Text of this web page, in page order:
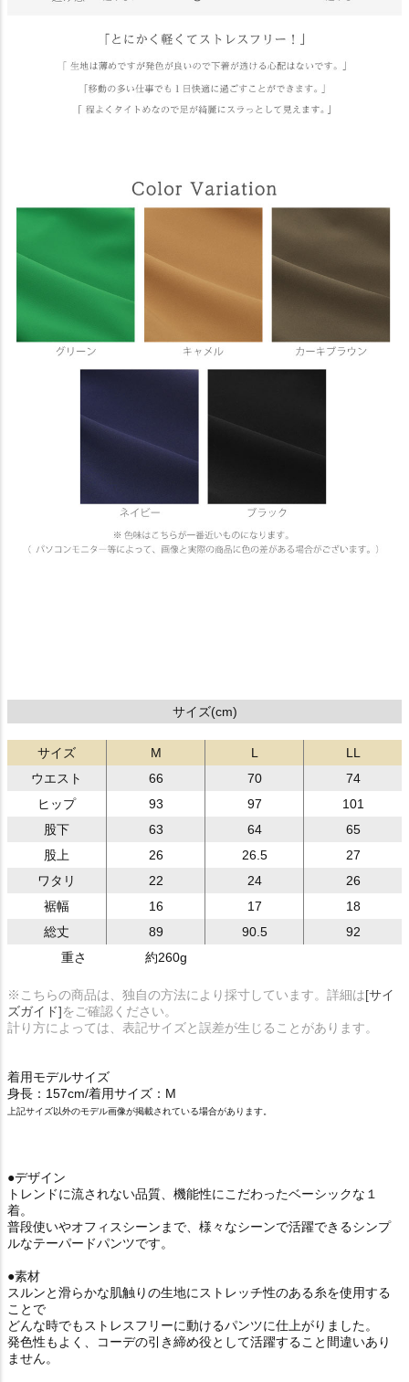
サイズ(cm)
サイズ M L
LL
ウエスト
66 70
74
ヒップ
93 97
101
股下
63 64
65
股上
26 26.5
27
ワタリ
22 24
26
裾幅
16 17
18
総丈
89 90.5
92
重さ
約260g
※こちらの商品は、独自の方法により採寸しています。詳細は[サイ
ズガイド]をご確認ください。
計り方によっては、表記サイズと誤差が生じることがあります。
着用モデルサイズ
身長：157cm/着用サイズ：M
上記サイズ以外のモデル画像が掲載されている場合があります。
●デザイン
トレンドに流されない品質、機能性にこだわったベーシックな１
着。
普段使いやオフィスシーンまで、様々なシーンで活躍できるシンプ
ルなテーパードパンツです。
●素材
スルンと滑らかな肌触りの生地にストレッチ性のある糸を使用する
ことで
どんな時でもストレスフリーに動けるパンツに仕上がりました。
発色性もよく、コーデの引き締め役として活躍すること間違いあり
ません。